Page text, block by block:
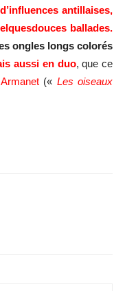
d’influences antillaises,
douces ballades.
ongles longs colorés
aussi en duo, que ce
(« Les oiseaux